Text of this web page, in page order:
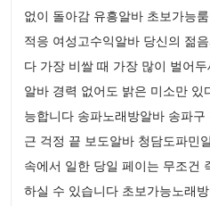
없이 돌아감 유흥알바 초보가능
적응 여성고수익알바 당신의 젊
다 가장 비쌀 때 가장 많이 벌어
알바 경력 없어도 밝은 미소만
능합니다 송파노래방알바 송파
근 걱정 끝 보도알바 청담도파민
속에서 일한 당일 페이는 무조건
하실 수 있습니다 초보가능노래